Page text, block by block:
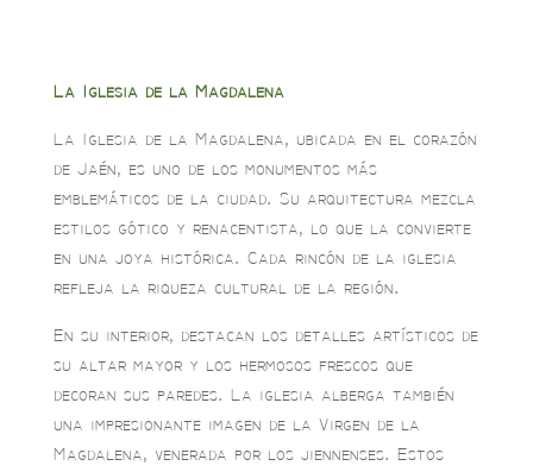
La Iglesia de la Magdalena
La Iglesia de la Magdalena, ubicada en el corazón
de Jaén, es uno de los monumentos más
emblemáticos de la ciudad. Su arquitectura mezcla
estilos gótico y renacentista, lo que la convierte
en una joya histórica. Cada rincón de la iglesia
refleja la riqueza cultural de la región.
En su interior, destacan los detalles artísticos de
su altar mayor y los hermosos frescos que
decoran sus paredes. La iglesia alberga también
una impresionante imagen de la Virgen de la
Magdalena, venerada por los jiennenses. Estos